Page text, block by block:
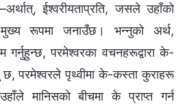
ईश्‍वरीयताप्रति, जसले उहाँको
मुख्य रूपमा जनाउँछ। भन्‍नुको अर्थ,
परमेश्‍वरका वचनहरूद्वारा के-
छ, परमेश्‍वरले पृथ्वीमा के-कस्ता कुराहरू
मानिसको बीचमा के प्राप्त गर्न